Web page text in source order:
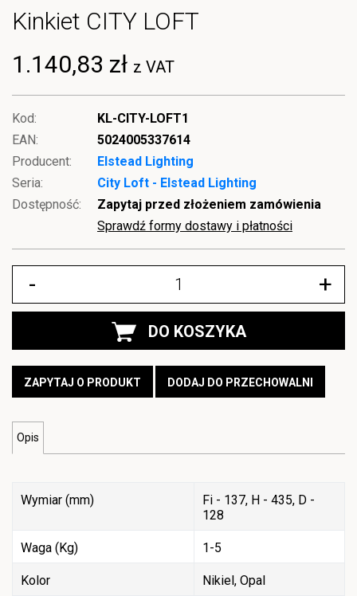
Kinkiet CITY LOFT
1.140,83 zł z VAT
Kod:
KL-CITY-LOFT1
EAN:
5024005337614
Producent:
Elstead Lighting
Seria:
City Loft - Elstead Lighting
Dostępność:
Zapytaj przed złożeniem zamówienia
Sprawdź formy dostawy i płatności
- +
DO KOSZYKA
ZAPYTAJ O PRODUKT DODAJ DO PRZECHOWALNI
Opis
Wymiar (mm)
Fi - 137, H - 435, D -
128
Waga (Kg) 1-5
Kolor Nikiel, Opal